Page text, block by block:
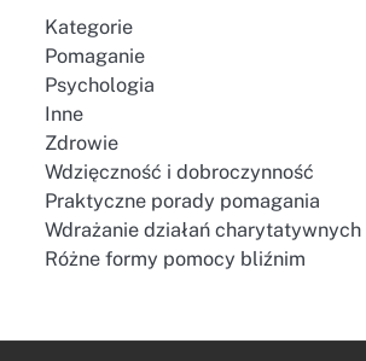
Kategorie
Pomaganie
Psychologia
Inne
Zdrowie
Wdzięczność i dobroczynność
Praktyczne porady pomagania
Wdrażanie działań charytatywnych
Różne formy pomocy bliźnim